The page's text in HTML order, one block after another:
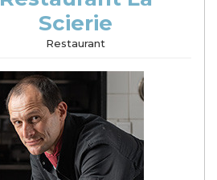
Scierie
Restaurant